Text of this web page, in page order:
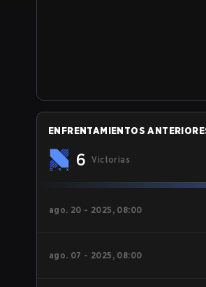
ENFRENTAMIENTOS
6 Victorias
ago. 20 - 2025, 08:00
ago. 07 - 2025, 08:00